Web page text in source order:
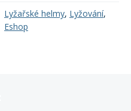
Lyžařské helmy, Lyžování,
Eshop